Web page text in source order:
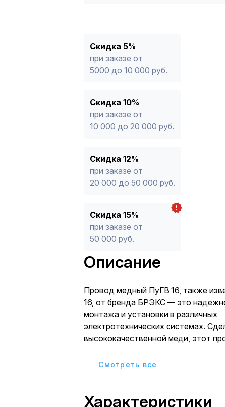
* -Для заказов, состоящих
продукции, максимальная скидка
Скидка 5%
при заказе от
5000 до 10 000 руб.
Скидка 10%
при заказе от
10 000 до 20 000 руб.
Скидка 12%
при заказе от
20 000 до 50 000 руб.
Скидка 15%
при заказе от
50 000 руб.
Описание
Провод медный ПуГВ 16, также
16, от бренда БРЭКС — это
монтажа и установки в различных
электротехнических системах.
высококачественной меди, этот
долговечность, что делает его
применение включает подключение
Cмотреть все
Характеристики